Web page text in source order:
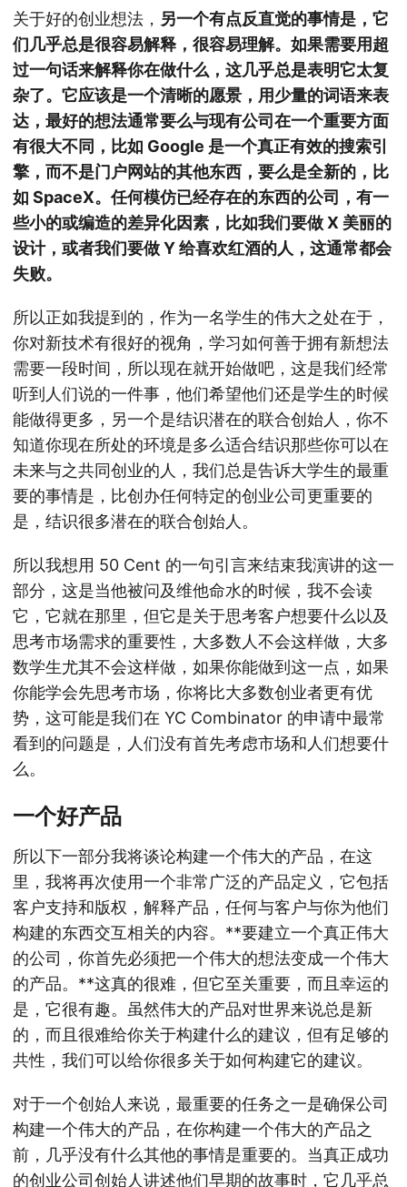
关于好的创业想法， 另一个有点反直觉的事情是，它
们几乎总是很容易解释，很容易理解。如果需要用超
过一句话来解释你在做什么，这几乎总是表明它太复
杂了。它应该是一个清晰的愿景，用少量的词语来表
达，最好的想法通常要么与现有公司在一个重要方面
有很大不同，比如 Google 是一个真正有效的搜索引
擎，而不是门户网站的其他东西，要么是全新的，比
如 SpaceX。任何模仿已经存在的东西的公司，有一
些小的或编造的差异化因素，比如我们要做 X 美丽的
设计，或者我们要做 Y 给喜欢红酒的人，这通常都会
失败。
所以正如我提到的，作为一名学生的伟大之处在于，
你对新技术有很好的视角，学习如何善于拥有新想法
需要一段时间，所以现在就开始做吧，这是我们经常
听到人们说的一件事，他们希望他们还是学生的时候
能做得更多，另一个是结识潜在的联合创始人，你不
知道你现在所处的环境是多么适合结识那些你可以在
未来与之共同创业的人，我们总是告诉大学生的最重
要的事情是，比创办任何特定的创业公司更重要的
是，结识很多潜在的联合创始人。
所以我想用 50 Cent 的一句引言来结束我演讲的这一
部分，这是当他被问及维他命水的时候，我不会读
它，它就在那里，但它是关于思考客户想要什么以及
思考市场需求的重要性，大多数人不会这样做，大多
数学生尤其不会这样做，如果你能做到这一点，如果
你能学会先思考市场，你将比大多数创业者更有优
势，这可能是我们在 YC Combinator 的申请中最常
看到的问题是，人们没有首先考虑市场和人们想要什
么。
一个好产品
所以下一部分我将谈论构建一个伟大的产品，在这
里，我将再次使用一个非常广泛的产品定义，它包括
客户支持和版权，解释产品，任何与客户与你为他们
构建的东西交互相关的内容。**要建立一个真正伟大
的公司，你首先必须把一个伟大的想法变成一个伟大
的产品。**这真的很难，但它至关重要，而且幸运的
是，它很有趣。虽然伟大的产品对世界来说总是新
的，而且很难给你关于构建什么的建议，但有足够的
共性，我们可以给你很多关于如何构建它的建议。
对于一个创始人来说，最重要的任务之一是确保公司
构建一个伟大的产品，在你构建一个伟大的产品之
前，几乎没有什么其他的事情是重要的。当真正成功
的创业公司创始人讲述他们早期的故事时，它几乎总